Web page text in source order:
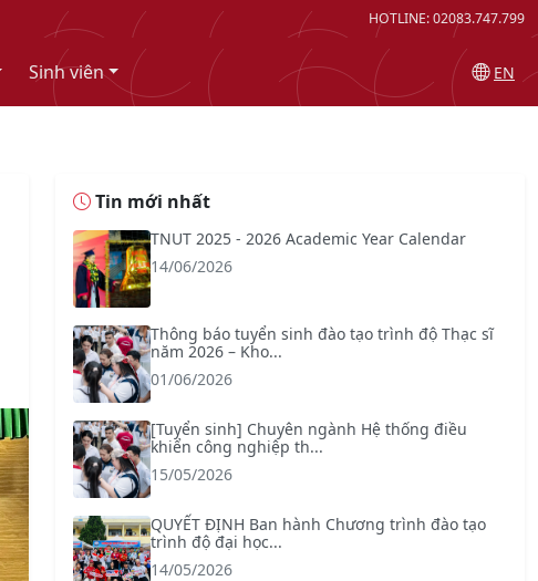
HOTLINE: 02083.747.799
Sinh viên EN
Tin mới nhất
TNUT 2025 - 2026 Academic Year Calendar
14/06/2026
Thông báo tuyển sinh đào tạo trình độ Thạc sĩ
năm 2026 – Kho...
01/06/2026
[Tuyển sinh] Chuyên ngành Hệ thống điều
khiển công nghiệp th...
15/05/2026
QUYẾT ĐỊNH Ban hành Chương trình đào tạo
trình độ đại học...
14/05/2026